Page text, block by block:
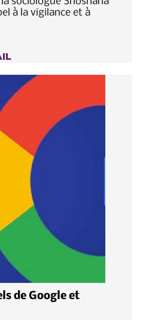
à la vigilance et à
de Google et